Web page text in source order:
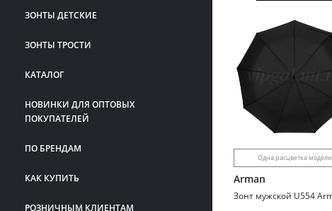
ЗОНТЫ ДЕТСКИЕ
ЗОНТЫ ТРОСТИ
КАТАЛОГ
НОВИНКИ ДЛЯ ОПТОВЫХ
ПОКУПАТЕЛЕЙ
ПО БРЕНДАМ
КАК КУПИТЬ
РОЗНИЧНЫМ КЛИЕНТАМ
Одна расцветка модели
Arman